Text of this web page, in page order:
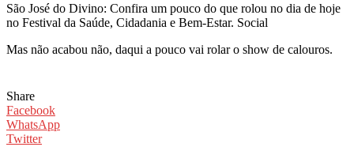
São José do Divino: Confira um pouco do que rolou no dia de hoje
no Festival da Saúde, Cidadania e Bem-Estar. Social
Mas não acabou não, daqui a pouco vai rolar o show de calouros.
Share
Facebook
WhatsApp
Twitter